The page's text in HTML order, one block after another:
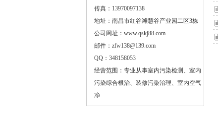
传真：13970097138
地址：南昌市红谷滩慧谷产业园二区3栋
公司网址：www.qskj88.com
邮件：zfw138@139.com
QQ：348158053
经营范围：专业从事室内污染检测、室内
污染综合根治、装修污染治理、室内空气
净